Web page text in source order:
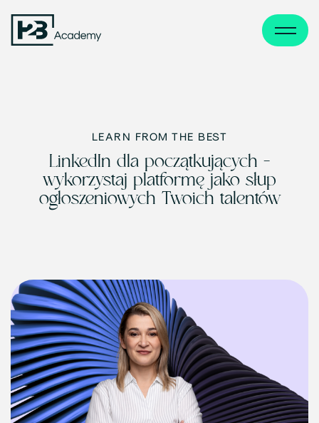
LEARN FROM THE BEST
LinkedIn dla początkujących –
wykorzystaj platformę jako słup
ogłoszeniowych Twoich talentów